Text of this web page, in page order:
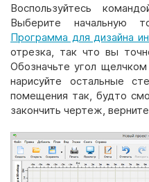
Воспользуйтесь
Выберите начальную
Программа для дизайна
отрезка, так что вы
Обозначьте угол
нарисуйте остальные
помещения так, будто
закончить чертеж,